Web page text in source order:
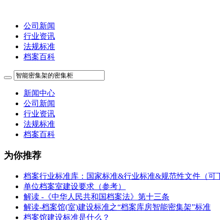
公司新闻
行业资讯
法规标准
档案百科
新闻中心
公司新闻
行业资讯
法规标准
档案百科
为你推荐
档案行业标准库：国家标准&行业标准&规范性文件（可
单位档案室建设要求（参考）
解读 -《中华人民共和国档案法》第十三条
解读-档案馆(室)建设标准之“档案库房智能密集架”标准
档案馆建设标准是什么？